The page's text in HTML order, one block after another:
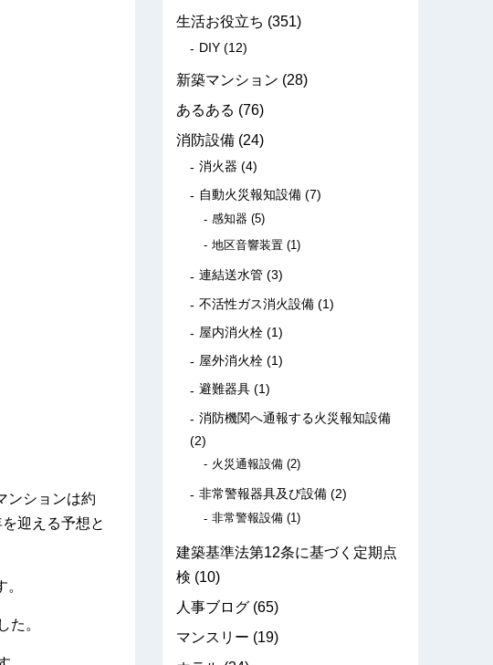
ンションは約
迎える予想と
た。
生活お役立ち (351)
DIY (12)
新築マンション (28)
あるある (76)
消防設備 (24)
消火器 (4)
自動火災報知設備 (7)
感知器 (5)
地区音響装置 (1)
連結送水管 (3)
不活性ガス消火設備 (1)
屋内消火栓 (1)
屋外消火栓 (1)
避難器具 (1)
消防機関へ通報する火災報知設備
(2)
火災通報設備 (2)
非常警報器具及び設備 (2)
非常警報設備 (1)
建築基準法第12条に基づく定期点
検 (10)
人事ブログ (65)
マンスリー (19)